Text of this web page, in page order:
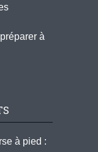
à
à pied :